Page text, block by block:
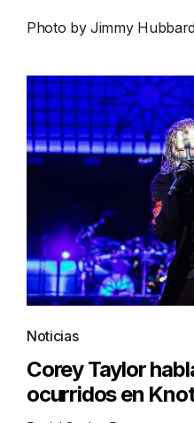
Photo by Jimmy
Noticias
Corey Taylor
ocurridos en